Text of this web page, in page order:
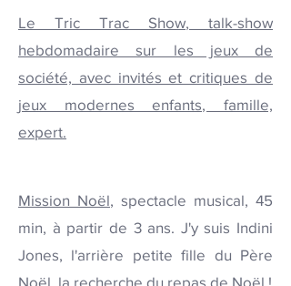
Le Tric Trac Show, talk-show
hebdomadaire sur les jeux de
société, avec invités et critiques de
jeux modernes enfants, famille,
expert.
Mission Noël, spectacle musical, 45
min, à partir de 3 ans. J'y suis Indini
Jones, l'arrière petite fille du Père
Noël, la recherche du repas de Noël !